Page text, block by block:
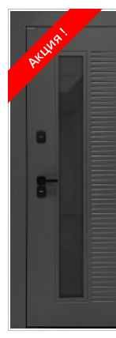
Акция !